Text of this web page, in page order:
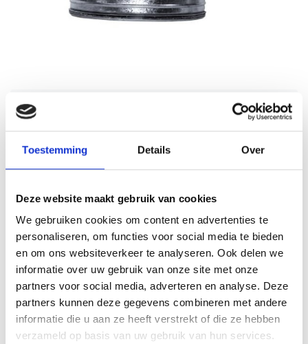
Toestemming Details Over
Deze website maakt gebruik van cookies
We gebruiken cookies om content en advertenties te
personaliseren, om functies voor social media te bieden
en om ons websiteverkeer te analyseren. Ook delen we
informatie over uw gebruik van onze site met onze
partners voor social media, adverteren en analyse. Deze
partners kunnen deze gegevens combineren met andere
informatie die u aan ze heeft verstrekt of die ze hebben
verzameld op basis van uw gebruik van hun services.
Nedfan.NL
Bocht 60 graden 400 mm met
SAFE
Schrijf je eigen review
€48,39 €96,78Incl. btw
Op voorraad Levertijd: 2 werkdagen
Aantal
Toevoegen aan winkelwagen
Toevoegen aan offerte